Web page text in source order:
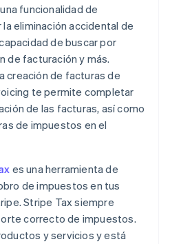
funcionalidad de
eliminación accidental de
de buscar por
de facturación y más.
creación de facturas de
te permite completar
de las facturas, así como
de impuestos en el
es una herramienta de
de impuestos en tus
Stripe Tax siempre
correcto de impuestos.
y servicios y está